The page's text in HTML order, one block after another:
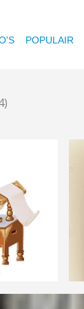
POPULAIR